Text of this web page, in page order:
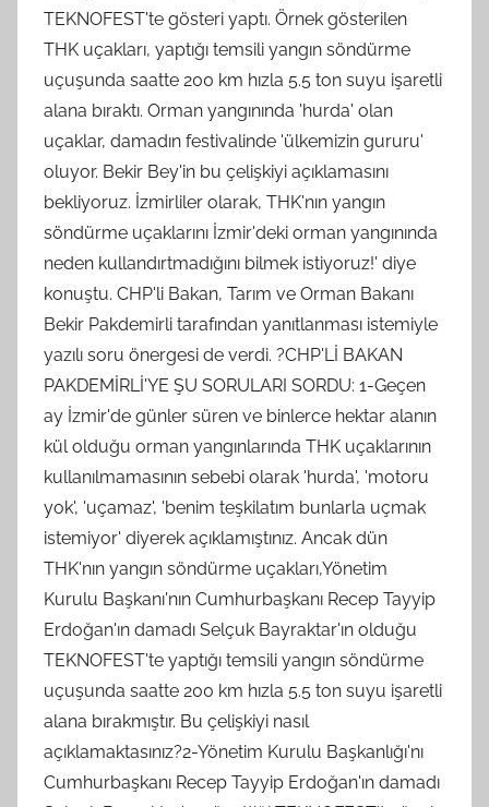
TEKNOFEST'te gösteri yaptı. Örnek gösterilen
THK uçakları, yaptığı temsili yangın söndürme
uçuşunda saatte 200 km hızla 5.5 ton suyu işaretli
alana bıraktı. Orman yangınında 'hurda' olan
uçaklar, damadın festivalinde 'ülkemizin gururu'
oluyor. Bekir Bey'in bu çelişkiyi açıklamasını
bekliyoruz. İzmirliler olarak, THK'nın yangın
söndürme uçaklarını İzmir'deki orman yangınında
neden kullandırtmadığını bilmek istiyoruz!' diye
konuştu. CHP'li Bakan, Tarım ve Orman Bakanı
Bekir Pakdemirli tarafından yanıtlanması istemiyle
yazılı soru önergesi de verdi. ?CHP'Lİ BAKAN
PAKDEMİRLİ'YE ŞU SORULARI SORDU: 1-Geçen
ay İzmir'de günler süren ve binlerce hektar alanın
kül olduğu orman yangınlarında THK uçaklarının
kullanılmamasının sebebi olarak 'hurda', 'motoru
yok', 'uçamaz', 'benim teşkilatım bunlarla uçmak
istemiyor' diyerek açıklamıştınız. Ancak dün
THK'nın yangın söndürme uçakları,Yönetim
Kurulu Başkanı'nın Cumhurbaşkanı Recep Tayyip
Erdoğan'ın damadı Selçuk Bayraktar'ın olduğu
TEKNOFEST'te yaptığı temsili yangın söndürme
uçuşunda saatte 200 km hızla 5.5 ton suyu işaretli
alana bırakmıştır. Bu çelişkiyi nasıl
açıklamaktasınız?2-Yönetim Kurulu Başkanlığı'nı
Cumhurbaşkanı Recep Tayyip Erdoğan'ın damadı